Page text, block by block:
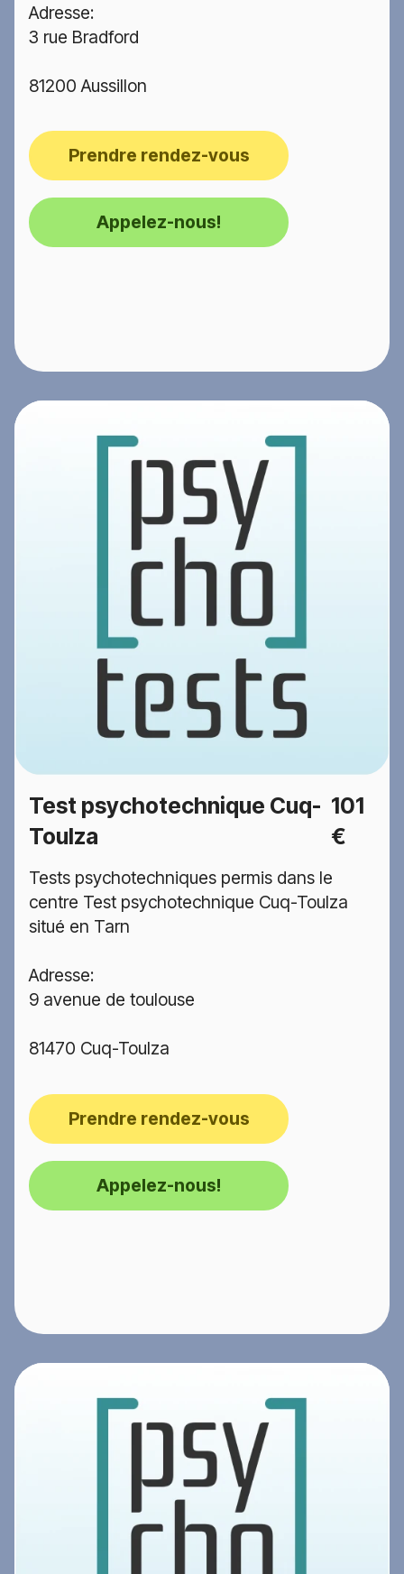
Adresse:
3 rue Bradford
81200 Aussillon
Prendre rendez-vous
Appelez-nous!
Test psychotechnique Cuq-
Toulza
101
€
Tests psychotechniques permis dans le
centre Test psychotechnique Cuq-Toulza
situé en Tarn
Adresse:
9 avenue de toulouse
81470 Cuq-Toulza
Prendre rendez-vous
Appelez-nous!